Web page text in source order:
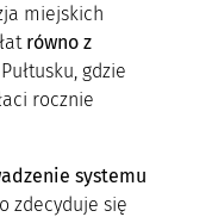
miejskich
równo z
gdzie
rocznie
systemu
zdecyduje się